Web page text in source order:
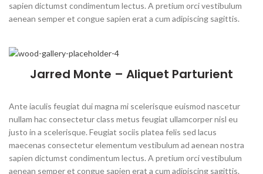
sapien dictumst condimentum lectus. A pretium orci vestibulum
aenean semper et congue sapien erat a cum adipiscing sagittis.
Jarred Monte – Aliquet Parturient
Ante iaculis feugiat dui magna mi scelerisque euismod nascetur
nullam hac consectetur class metus feugiat ullamcorper nisl eu
justo in a scelerisque. Feugiat sociis platea felis sed lacus
maecenas consectetur elementum vestibulum ad aenean nostra
sapien dictumst condimentum lectus. A pretium orci vestibulum
aenean semper et congue sapien erat a cum adipiscing sagittis.